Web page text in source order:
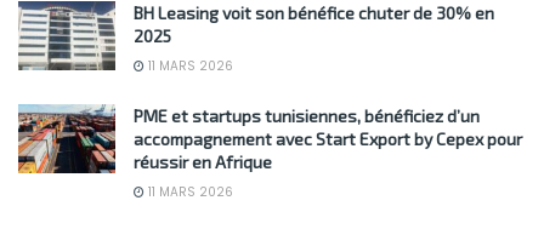
BH Leasing voit son bénéfice chuter de 30% en
2025
11 MARS 2026
PME et startups tunisiennes, bénéficiez d’un
accompagnement avec Start Export by Cepex pour
réussir en Afrique
11 MARS 2026